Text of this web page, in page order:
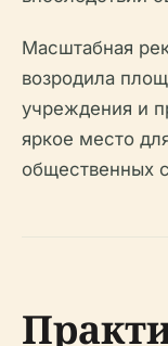
Масштабная
возродила
учреждения и
яркое место
общественных